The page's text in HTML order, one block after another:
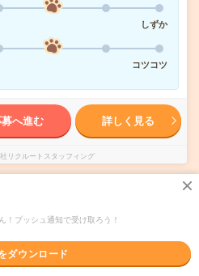
しずか
コツコツ
へ進む 詳しく見る
リクルートスタッフィング
ぼナシ！／受発注処
！プッシュ通知で受け取ろう！
ダウンロード